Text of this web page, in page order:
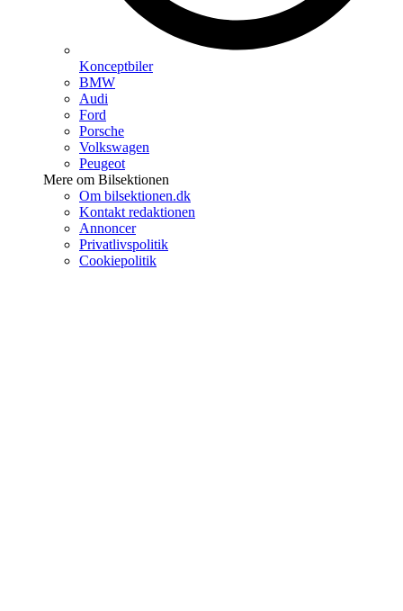
Konceptbiler
BMW
Audi
Ford
Porsche
Volkswagen
Peugeot
Mere om Bilsektionen
Om bilsektionen.dk
Kontakt redaktionen
Annoncer
Privatlivspolitik
Cookiepolitik